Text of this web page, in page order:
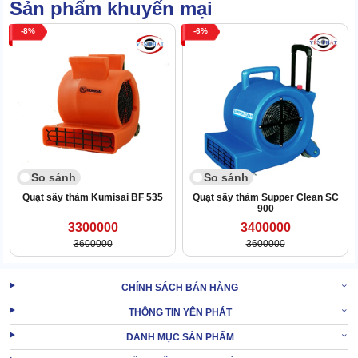
Giá rẻ nhưng chất lượng chẳng hề rẻ chút nào, Camry BF535
nhận về nhiều phản hồi tốt cho độ bền & sự ổn định.
Quạt thổi
thảmchạy êm, liên tục với tốc độ sấy khô khá tốt.
Hơn nữa thân vỏ & các linh kiện đều được hoàn thiện bằng các vật
Sản phẩm khuyến mại
8
So sánh
Quạt sấy thảm Kumisai BF 535
3300000
3600000
6
So sánh
Quạt sấy thảm Supper Clean SC
900
3400000
3600000
CHÍNH SÁCH BÁN HÀNG
THÔNG TIN YÊN PHÁT
DANH MỤC SẢN PHẨM